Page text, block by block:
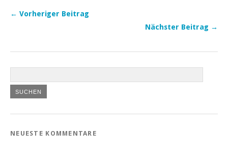
← Vorheriger Beitrag
Nächster Beitrag →
NEUESTE KOMMENTARE